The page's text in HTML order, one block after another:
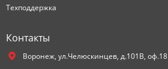
Техподдержка
Контакты
Воронеж, ул.Челюскинцев, д.101В, оф.18